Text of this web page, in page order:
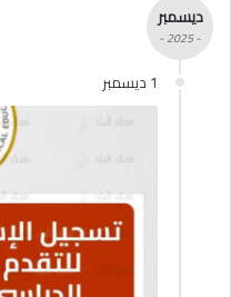
ديسمبر
- 2025 -
1 ديسمبر